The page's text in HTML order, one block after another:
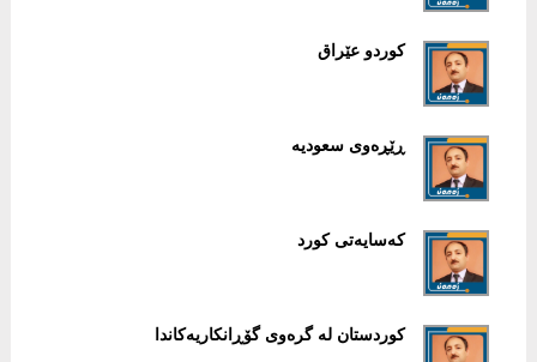
كوردو عێراق
ڕێڕه‌وی سعودیه‌
كەسایەتی كورد
كوردستان لە گرەوی گۆڕانكاریەكاندا